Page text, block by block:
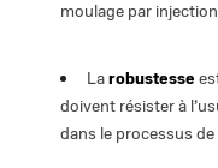
moulage par
Larobustesse
doivent résister à
dans le processus